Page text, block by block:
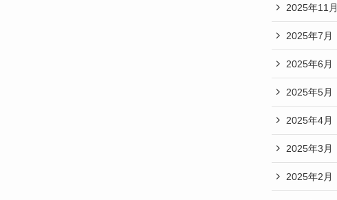
2025年11月
2025年7月
2025年6月
2025年5月
2025年4月
2025年3月
2025年2月